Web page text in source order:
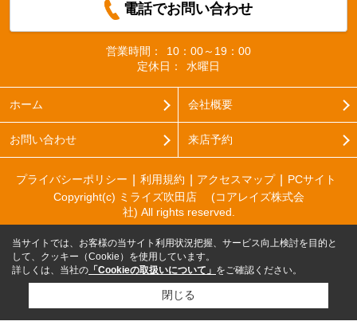
電話でお問い合わせ
営業時間：
10：00～19：00
定休日：
水曜日
ホーム 会社概要
お問い合わせ 来店予約
プライバシーポリシー 利用規約 アクセスマップ
PCサイト
Copyright(c) ミライズ吹田店 (コアレイズ株式会
社) All rights reserved.
当サイトでは、お客様の当サイト利用状況把握、サービス向上検討を目的と
して、クッキー（Cookie）を使用しています。
詳しくは、当社の 「Cookieの取扱いについて」 をご確認ください。
閉じる